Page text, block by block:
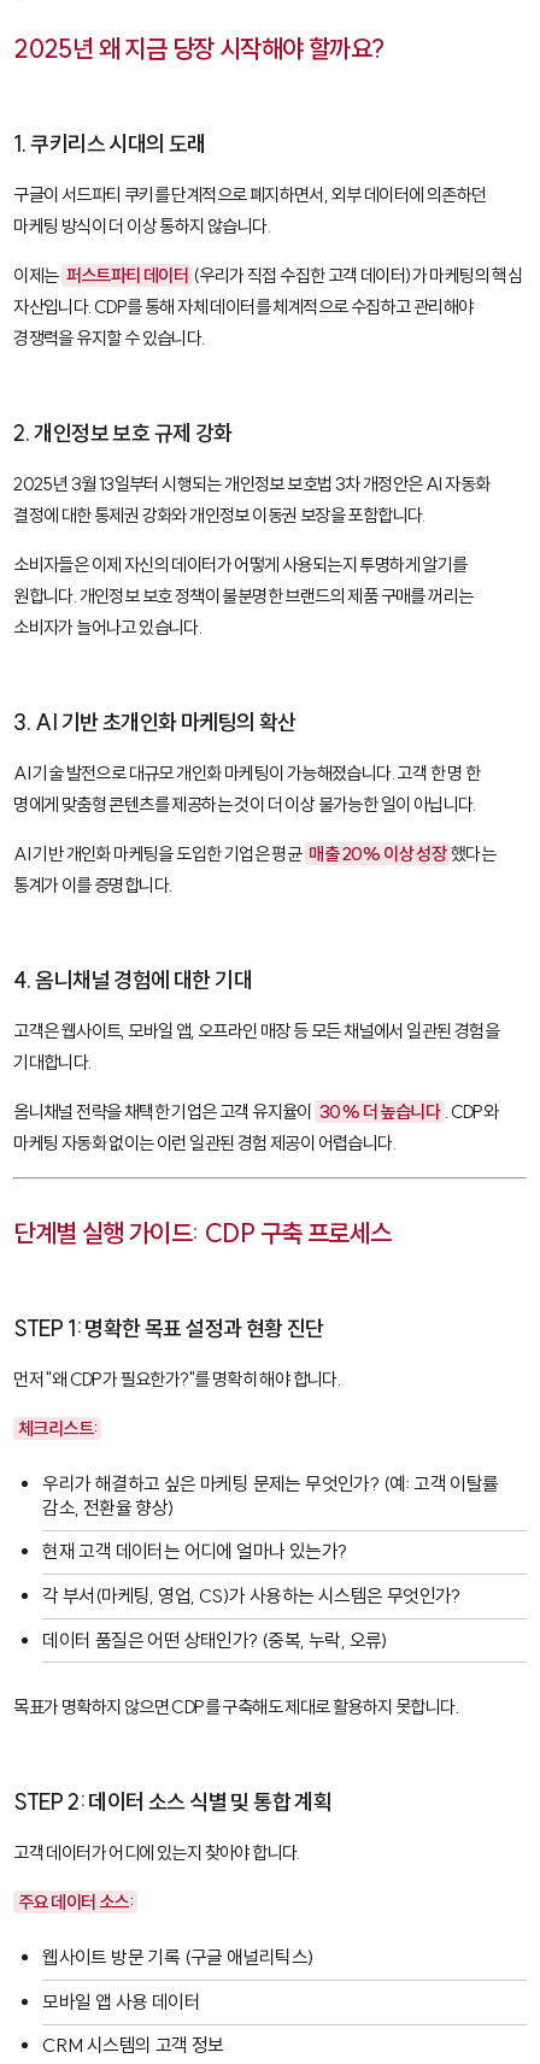
2025년 왜 지금 당장 시작해야 할까요?
1. 쿠키리스 시대의 도래
구글이 서드파티 쿠키를 단계적으로 폐지하면서, 외부 데이터에 의존하던
마케팅 방식이 더 이상 통하지 않습니다.
이제는 퍼스트파티 데이터 (우리가 직접 수집한 고객 데이터)가 마케팅의 핵심
자산입니다. CDP를 통해 자체 데이터를 체계적으로 수집하고 관리해야
경쟁력을 유지할 수 있습니다.
2. 개인정보 보호 규제 강화
2025년 3월 13일부터 시행되는 개인정보 보호법 3차 개정안은 AI 자동화
결정에 대한 통제권 강화와 개인정보 이동권 보장을 포함합니다.
소비자들은 이제 자신의 데이터가 어떻게 사용되는지 투명하게 알기를
원합니다. 개인정보 보호 정책이 불분명한 브랜드의 제품 구매를 꺼리는
소비자가 늘어나고 있습니다.
3. AI 기반 초개인화 마케팅의 확산
AI 기술 발전으로 대규모 개인화 마케팅이 가능해졌습니다. 고객 한 명 한
명에게 맞춤형 콘텐츠를 제공하는 것이 더 이상 불가능한 일이 아닙니다.
AI 기반 개인화 마케팅을 도입한 기업은 평균 매출 20% 이상 성장 했다는
통계가 이를 증명합니다.
4. 옴니채널 경험에 대한 기대
고객은 웹사이트, 모바일 앱, 오프라인 매장 등 모든 채널에서 일관된 경험을
기대합니다.
옴니채널 전략을 채택한 기업은 고객 유지율이 30% 더 높습니다 . CDP와
마케팅 자동화 없이는 이런 일관된 경험 제공이 어렵습니다.
단계별 실행 가이드: CDP 구축 프로세스
STEP 1: 명확한 목표 설정과 현황 진단
먼저 "왜 CDP가 필요한가?"를 명확히 해야 합니다.
체크리스트:
우리가 해결하고 싶은 마케팅 문제는 무엇인가? (예: 고객 이탈률
감소, 전환율 향상)
현재 고객 데이터는 어디에 얼마나 있는가?
각 부서(마케팅, 영업, CS)가 사용하는 시스템은 무엇인가?
데이터 품질은 어떤 상태인가? (중복, 누락, 오류)
목표가 명확하지 않으면 CDP를 구축해도 제대로 활용하지 못합니다.
STEP 2: 데이터 소스 식별 및 통합 계획
고객 데이터가 어디에 있는지 찾아야 합니다.
주요 데이터 소스:
웹사이트 방문 기록 (구글 애널리틱스)
모바일 앱 사용 데이터
CRM 시스템의 고객 정보